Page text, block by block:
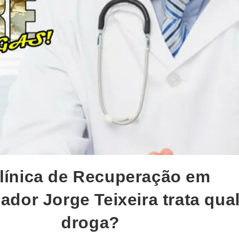
de Recuperação em
Jorge Teixeira trata qual
droga?